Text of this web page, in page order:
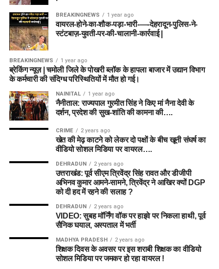
BREAKINGNEWS 1 year ago
वायरल-होने-का-शौक-पड़ा-भारी-—-देहरादून-पुलिस-ने-
स्टंटबाज़-युवती-पर-की-चालानी-कार्रवाई |
BREAKINGNEWS 1 year ago
ब्रेकिंग न्यूज़ | चमोली जिले के पोखरी ब्लॉक के हापला बाजार में उद्यान विभाग
के कर्मचारी की संदिग्ध परिस्थितियों में मौत हो गई।
NAINITAL 1 year ago
नैनीताल: राज्यपाल गुरमीत सिंह ने किए मां नैना देवी के
दर्शन, प्रदेश की सुख-शांति की कामना की….
CRIME 2 years ago
खेत की मेढ़ काटने को लेकर दो पक्षों के बीच खूनी संघर्ष का
वीडियो सोशल मिडिया पर वायरल….
DEHRADUN 2 years ago
उत्तराखंड: पूर्व सीएम त्रिवेंद्र सिंह रावत और डीजीपी
अभिनव कुमार आमने-सामने, त्रिवेंद्र ने आखिर क्यों DGP
को दी हद में रहने की सलाह ?
DEHRADUN 2 years ago
VIDEO: सुबह मॉर्निंग वॉक पर हाइवे पर निकला हाथी, पूर्व
सैनिक घयाल, अस्पताल में भर्ती
MADHYA PRADESH 2 years ago
शिक्षक दिवस के अवसर पर इस शराबी शिक्षक का वीडियो
सोशल मिडिया पर जमकर हो रहा वायरल !